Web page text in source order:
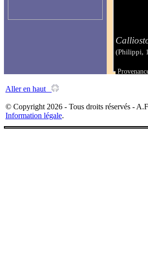
(Philippi,
Aller en haut
© Copyright 2026 - Tous droits réservés -
Information légale.